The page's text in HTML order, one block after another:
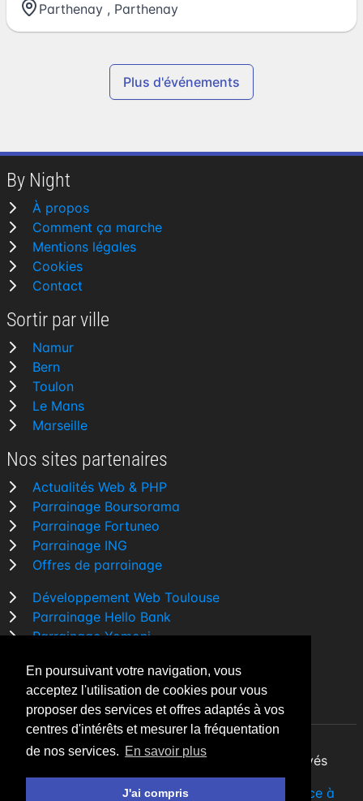
En poursuivant votre navigation, vous
acceptez l'utilisation de cookies pour vous
proposer des services et offres adaptés à vos
centres d'intérêts et mesurer la fréquentation
de nos services. En savoir plus
J'ai compris
Parthenay , Parthenay
Plus d'événements
By Night
À propos
Comment ça marche
Mentions légales
Cookies
Contact
Sortir par ville
Namur
Bern
Toulon
Le Mans
Marseille
Nos sites partenaires
Actualités Web & PHP
Parrainage Boursorama
Parrainage Fortuneo
Parrainage ING
Offres de parrainage
Développement Web Toulouse
Parrainage Hello Bank
Parrainage Yomoni
Comparatif banque
By Night v5.7.3| © 2026 - Tous droits réservés
par undéveloppeur Web Freelance à